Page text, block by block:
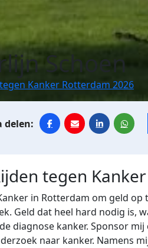
Schoen
Kanker Rotterdam 2026
tegen Kanker
in Rotterdam om geld op
Geld dat heel hard nodig is,
diagnose kanker. Sponsor mij
naar kanker. Namens